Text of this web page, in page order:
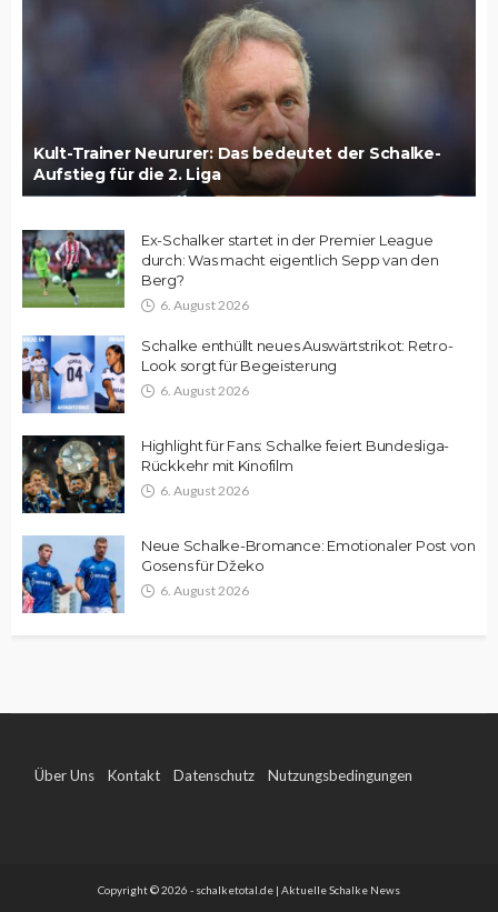
Kult-Trainer Neururer: Das bedeutet der Schalke-
Aufstieg für die 2. Liga
Ex-Schalker startet in der Premier League
durch: Was macht eigentlich Sepp van den
Berg?
6. August 2026
Schalke enthüllt neues Auswärtstrikot: Retro-
Look sorgt für Begeisterung
6. August 2026
Highlight für Fans: Schalke feiert Bundesliga-
Rückkehr mit Kinofilm
6. August 2026
Neue Schalke-Bromance: Emotionaler Post von
Gosens für Džeko
6. August 2026
Über Uns Kontakt Datenschutz Nutzungsbedingungen
Copyright © 2026 - schalketotal.de | Aktuelle Schalke News